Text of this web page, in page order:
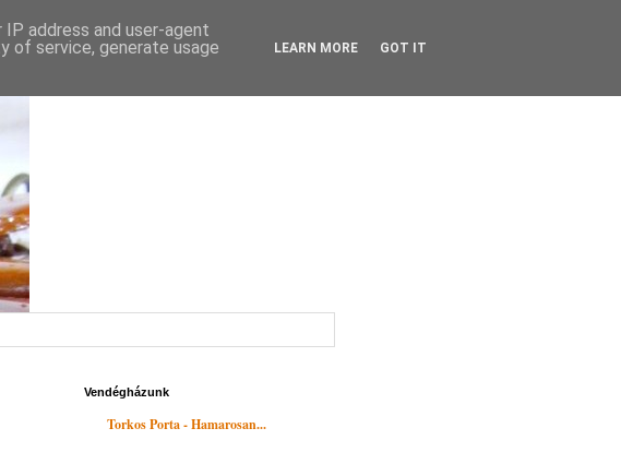
Vendégházunk
Torkos Porta - Hamarosan...
address and user-agent
of service, generate usage
LEARN MORE GOT IT